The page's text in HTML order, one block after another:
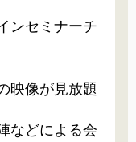
ンセミナーチ
映像が見放題
などによる会